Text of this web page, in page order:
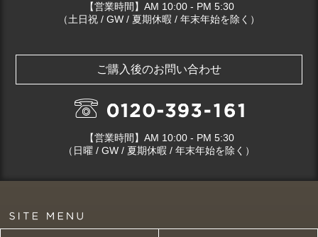
【営業時間】AM 10:00 - PM 5:30
（土日祝 / GW / 夏期休暇 / 年末年始を除く）
ご購入後のお問い合わせ
【営業時間】AM 10:00 - PM 5:30
（日曜 / GW / 夏期休暇 / 年末年始を除く）